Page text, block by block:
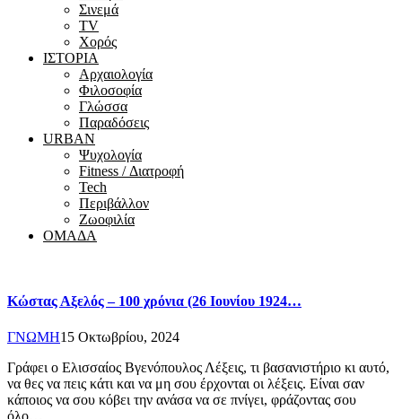
Σινεμά
ΤV
Χορός
ΙΣΤΟΡΙΑ
Αρχαιολογία
Φιλοσοφία
Γλώσσα
Παραδόσεις
URBAN
Ψυχολογία
Fitness / Διατροφή
Tech
Περιβάλλον
Ζωοφιλία
ΟΜΑΔΑ
Κώστας Αξελός – 100 χρόνια (26 Ιουνίου 1924…
ΓΝΩΜΗ15 Οκτωβρίου, 2024
Γράφει ο Ελισσαίος Βγενόπουλος Λέξεις, τι βασανιστήριο κι αυτό,
να θες να πεις κάτι και να μη σου έρχονται οι λέξεις. Είναι σαν
κάποιος να σου κόβει την ανάσα να σε πνίγει, φράζοντας σου
όλο…